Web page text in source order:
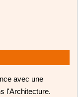
avec une
l'Architecture.